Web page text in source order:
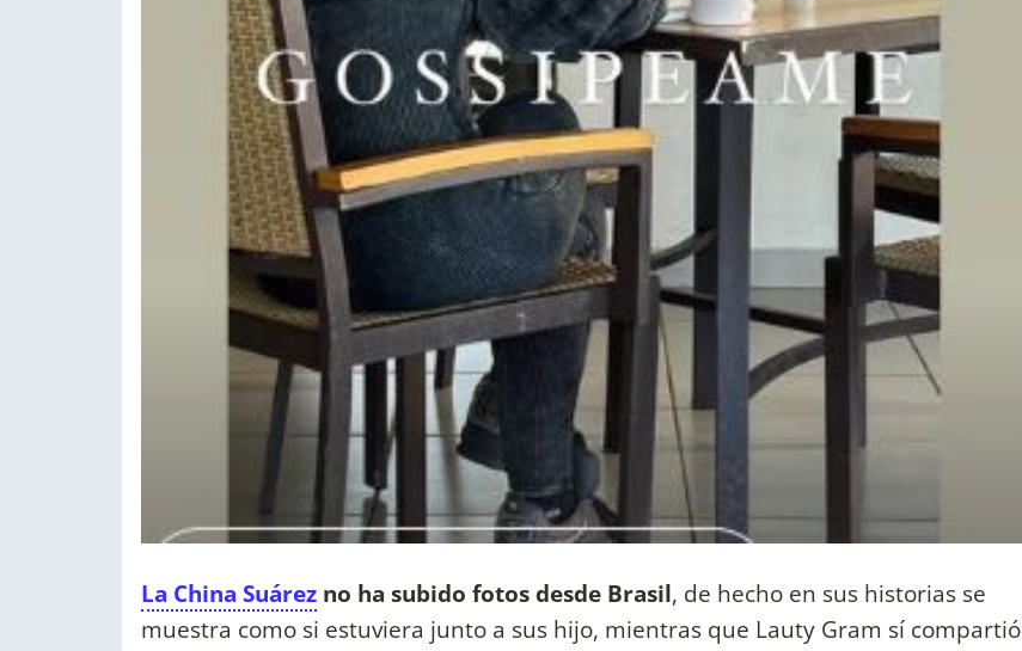
La China Suárez no ha subido fotos desde Brasil, de hecho en sus historias se
muestra como si estuviera junto a sus hijo, mientras que Lauty Gram sí compartió